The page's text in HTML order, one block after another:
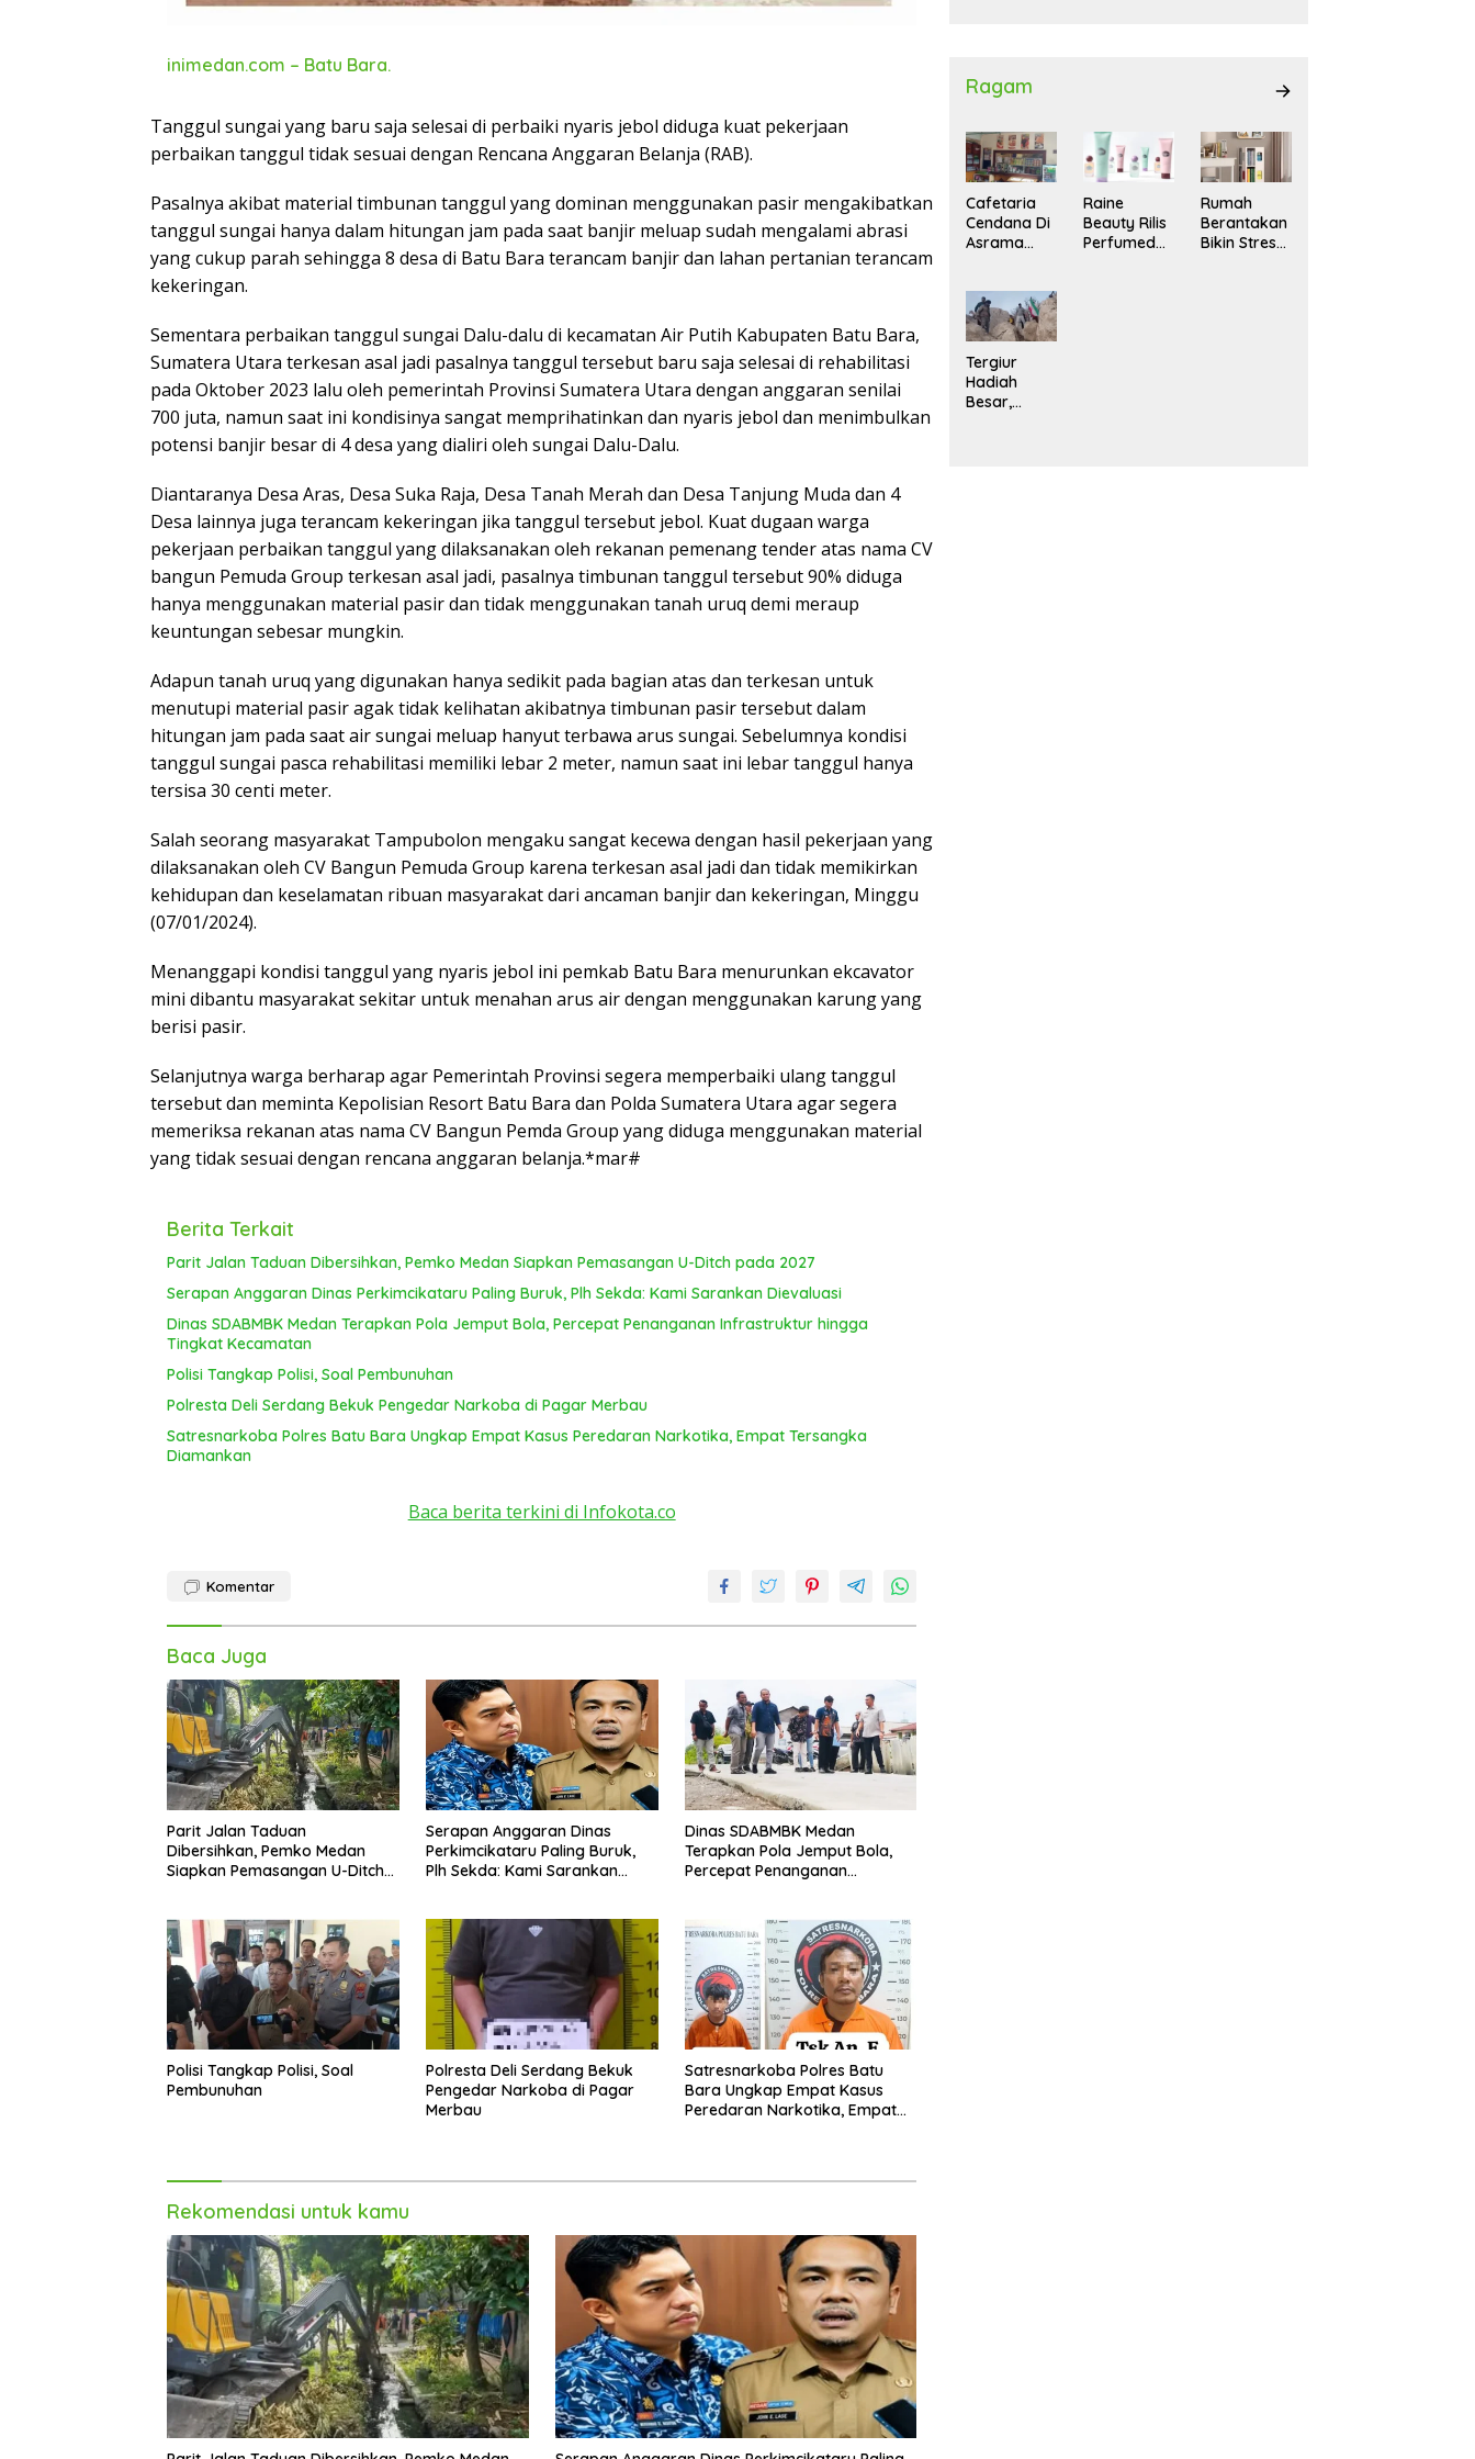
inimedan.com – Batu Bara.
Tanggul sungai yang baru saja selesai di perbaiki nyaris jebol diduga kuat pekerjaan
perbaikan tanggul tidak sesuai dengan Rencana Anggaran Belanja (RAB).
Pasalnya akibat material timbunan tanggul yang dominan menggunakan pasir mengakibatkan
tanggul sungai hanya dalam hitungan jam pada saat banjir meluap sudah mengalami abrasi
yang cukup parah sehingga 8 desa di Batu Bara terancam banjir dan lahan pertanian terancam
kekeringan.
Sementara perbaikan tanggul sungai Dalu-dalu di kecamatan Air Putih Kabupaten Batu Bara,
Sumatera Utara terkesan asal jadi pasalnya tanggul tersebut baru saja selesai di rehabilitasi
pada Oktober 2023 lalu oleh pemerintah Provinsi Sumatera Utara dengan anggaran senilai
700 juta, namun saat ini kondisinya sangat memprihatinkan dan nyaris jebol dan menimbulkan
potensi banjir besar di 4 desa yang dialiri oleh sungai Dalu-Dalu.
Diantaranya Desa Aras, Desa Suka Raja, Desa Tanah Merah dan Desa Tanjung Muda dan 4
Desa lainnya juga terancam kekeringan jika tanggul tersebut jebol. Kuat dugaan warga
pekerjaan perbaikan tanggul yang dilaksanakan oleh rekanan pemenang tender atas nama CV
bangun Pemuda Group terkesan asal jadi, pasalnya timbunan tanggul tersebut 90% diduga
hanya menggunakan material pasir dan tidak menggunakan tanah uruq demi meraup
keuntungan sebesar mungkin.
Adapun tanah uruq yang digunakan hanya sedikit pada bagian atas dan terkesan untuk
menutupi material pasir agak tidak kelihatan akibatnya timbunan pasir tersebut dalam
hitungan jam pada saat air sungai meluap hanyut terbawa arus sungai. Sebelumnya kondisi
tanggul sungai pasca rehabilitasi memiliki lebar 2 meter, namun saat ini lebar tanggul hanya
tersisa 30 centi meter.
Salah seorang masyarakat Tampubolon mengaku sangat kecewa dengan hasil pekerjaan yang
dilaksanakan oleh CV Bangun Pemuda Group karena terkesan asal jadi dan tidak memikirkan
kehidupan dan keselamatan ribuan masyarakat dari ancaman banjir dan kekeringan, Minggu
(07/01/2024).
Menanggapi kondisi tanggul yang nyaris jebol ini pemkab Batu Bara menurunkan ekcavator
mini dibantu masyarakat sekitar untuk menahan arus air dengan menggunakan karung yang
berisi pasir.
Selanjutnya warga berharap agar Pemerintah Provinsi segera memperbaiki ulang tanggul
tersebut dan meminta Kepolisian Resort Batu Bara dan Polda Sumatera Utara agar segera
memeriksa rekanan atas nama CV Bangun Pemda Group yang diduga menggunakan material
yang tidak sesuai dengan rencana anggaran belanja.*mar#
Berita Terkait
Parit Jalan Taduan Dibersihkan, Pemko Medan Siapkan Pemasangan U-Ditch pada 2027
Serapan Anggaran Dinas Perkimcikataru Paling Buruk, Plh Sekda: Kami Sarankan Dievaluasi
Dinas SDABMBK Medan Terapkan Pola Jemput Bola, Percepat Penanganan Infrastruktur hingga
Tingkat Kecamatan
Polisi Tangkap Polisi, Soal Pembunuhan
Polresta Deli Serdang Bekuk Pengedar Narkoba di Pagar Merbau
Satresnarkoba Polres Batu Bara Ungkap Empat Kasus Peredaran Narkotika, Empat Tersangka
Diamankan
Baca berita terkini di Infokota.co
Komentar
Baca Juga
Parit Jalan Taduan
Dibersihkan, Pemko Medan
Siapkan Pemasangan U-Ditch
Serapan Anggaran Dinas
Perkimcikataru Paling Buruk,
Plh Sekda: Kami Sarankan
Dinas SDABMBK Medan
Terapkan Pola Jemput Bola,
Percepat Penanganan
Polisi Tangkap Polisi, Soal
Pembunuhan
Polresta Deli Serdang Bekuk
Pengedar Narkoba di Pagar
Merbau
Satresnarkoba Polres Batu
Bara Ungkap Empat Kasus
Peredaran Narkotika, Empat
Rekomendasi untuk kamu
Ragam
Cafetaria
Cendana Di
Asrama
Nyaman
Untuk
Santai
Raine
Beauty Rilis
Perfumed
Rumah
Berantakan
Bikin Stres?
Tergiur
Hadiah
Besar,